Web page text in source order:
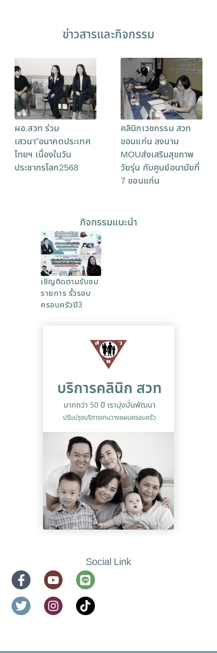
ข่าวสารและกิจกรรม
ผอ.สวท ร่วม
เสวนา”อนาคตประเทศ
ไทยฯ เนื่องในวัน
ประชากรโลก2568
คลินิกเวชกรรม สวท
ขอนแก่น ลงนาม
MOUส่งเสริมสุขภาพ
วัยรุ่น กับศูนย์อนามัยที่
7 ขอนแก่น
กิจกรรมแนะนำ
เชิญติดตามรับชม
รายการ รั้วรอบ
ครอบครัวปี3
Social Link